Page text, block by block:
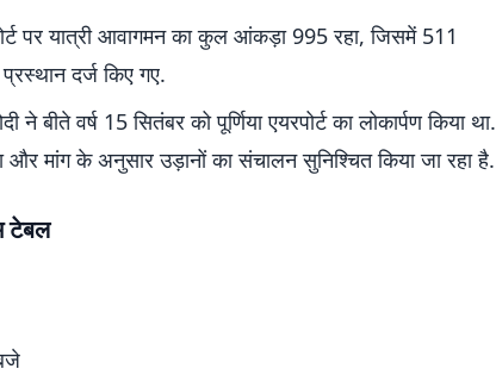
पर यात्री आवागमन का कुल आंकड़ा 995 रहा, जिसमें 511
दर्ज किए गए.
ने बीते वर्ष 15 सितंबर को पूर्णिया एयरपोर्ट का लोकार्पण किया था.
और मांग के अनुसार उड़ानों का संचालन सुनिश्चित किया जा रहा है.
टेबल